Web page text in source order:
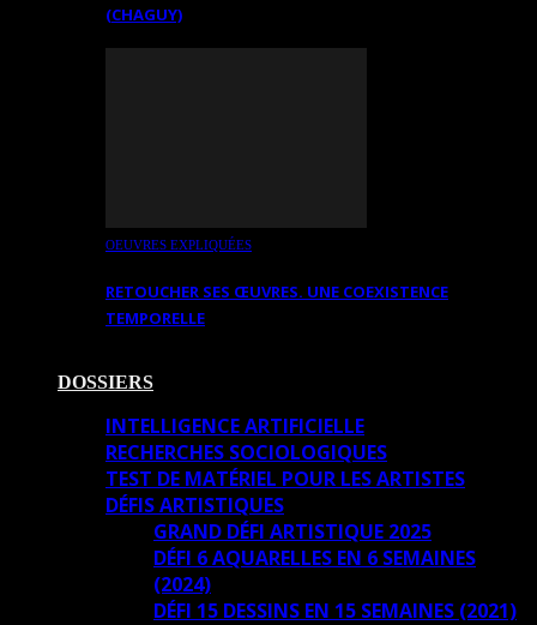
(CHAGUY)
OEUVRES EXPLIQUÉES
RETOUCHER SES ŒUVRES. UNE COEXISTENCE
TEMPORELLE
DOSSIERS
INTELLIGENCE ARTIFICIELLE
RECHERCHES SOCIOLOGIQUES
TEST DE MATÉRIEL POUR LES ARTISTES
DÉFIS ARTISTIQUES
GRAND DÉFI ARTISTIQUE 2025
DÉFI 6 AQUARELLES EN 6 SEMAINES
(2024)
DÉFI 15 DESSINS EN 15 SEMAINES (2021)